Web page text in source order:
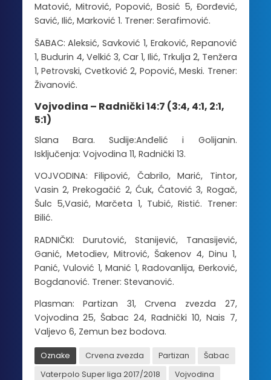
Matović, Mitrović, Popović, Bosić 5, Đorđević,
Savić, Ilić, Marković 1. Trener: Serafimović.
ŠABAC: Aleksić, Savković 1, Eraković, Repanović
1, Budurin 4, Velkić 3, Car 1, Ilić, Trkulja 2, Tenžera
1, Petrovski, Cvetković 2, Popović, Meski. Trener:
Živanović.
Vojvodina – Radnički 14:7 (3:4, 4:1, 2:1,
5:1)
Slana Bara. Sudije:Anđelić i Golijanin.
Isključenja: Vojvodina 11, Radnički 13.
VOJVODINA: Filipović, Čabrilo, Marić, Tintor,
Vasin 2, Prekogačić 2, Ćuk, Ćatović 3, Rogač,
Šulc 5,Vasić, Marčeta 1, Tubić, Ristić. Trener:
Bilić.
RADNIČKI: Durutović, Stanijević, Tanasijević,
Ganić, Metodiev, Mitrović, Šakenov 4, Dinu 1,
Panić, Vulović 1, Manić 1, Radovanlija, Đerković,
Bogdanović. Trener: Stevanović.
Plasman: Partizan 31, Crvena zvezda 27,
Vojvodina 25, Šabac 24, Radnički 10, Nais 7,
Valjevo 6, Zemun bez bodova.
Oznake Crvena zvezda Partizan
Šabac
Vaterpolo Super liga 2017/2018
Vojvodina